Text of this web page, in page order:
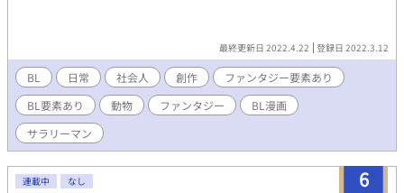
最終更新日 2022.4.22 登録日 2022.3.12
BL 日常 社会人 創作
ファンタジー要素あり
BL要素あり
動物 ファンタジー
BL漫画
サラリーマン
6
連載中 なし